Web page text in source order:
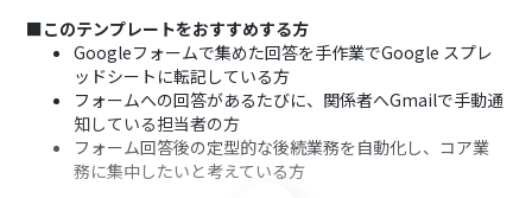
■このテンプレートをおすすめする方
Googleフォームで集めた回答を手作業でGoogle スプレ
ッドシートに転記している方
フォームへの回答があるたびに、関係者へGmailで手動通
知している担当者の方
フォーム回答後の定型的な後続業務を自動化し、コア業
務に集中したいと考えている方